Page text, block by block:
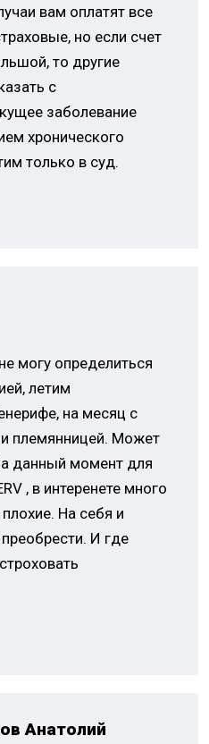
вам оплатят все
но если счет
то другие
с
заболевание
хронического
только в суд.
могу определиться
летим
на месяц с
племянницей. Может
данный момент для
, в интеренете много
На себя и
И где
Анатолий